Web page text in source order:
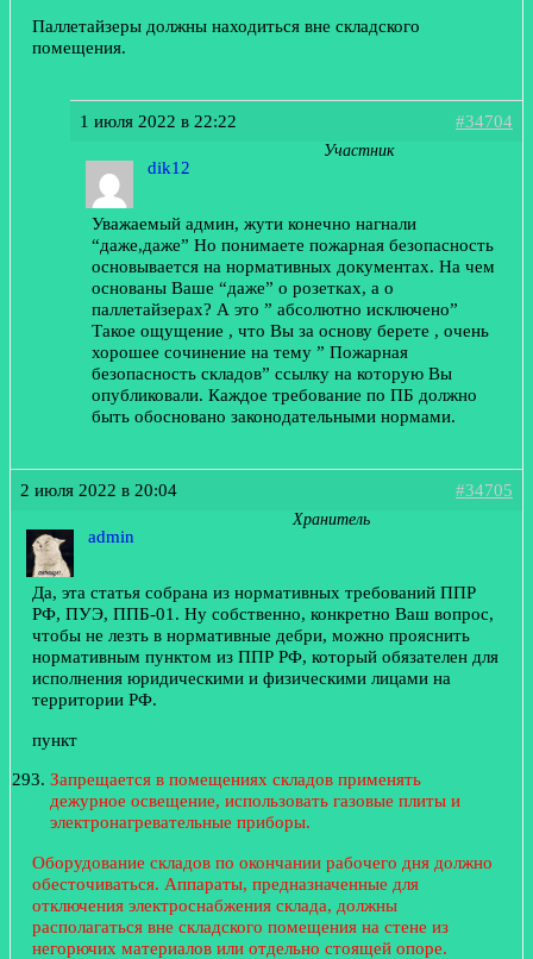
Паллетайзеры должны находиться вне складского
помещения.
1 июля 2022 в 22:22 #34704
dik12
Участник
Уважаемый админ, жути конечно нагнали
“даже,даже” Но понимаете пожарная безопасность
основывается на нормативных документах. На чем
основаны Ваше “даже” о розетках, а о
паллетайзерах? А это ” абсолютно исключено”
Такое ощущение , что Вы за основу берете , очень
хорошее сочинение на тему ” Пожарная
безопасность складов” ссылку на которую Вы
опубликовали. Каждое требование по ПБ должно
быть обосновано законодательными нормами.
2 июля 2022 в 20:04 #34705
admin
Хранитель
Да, эта статья собрана из нормативных требований ППР
РФ, ПУЭ, ППБ-01. Ну собственно, конкретно Ваш вопрос,
чтобы не лезть в нормативные дебри, можно прояснить
нормативным пунктом из ППР РФ, который обязателен для
исполнения юридическими и физическими лицами на
территории РФ.
пункт
Запрещается в помещениях складов применять
дежурное освещение, использовать газовые плиты и
электронагревательные приборы.
Оборудование складов по окончании рабочего дня должно
обесточиваться. Аппараты, предназначенные для
отключения электроснабжения склада, должны
располагаться вне складского помещения на стене из
негорючих материалов или отдельно стоящей опоре.